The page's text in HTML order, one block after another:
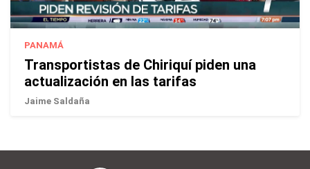
PANAMÁ
Transportistas de Chiriquí piden una
actualización en las tarifas
Jaime Saldaña